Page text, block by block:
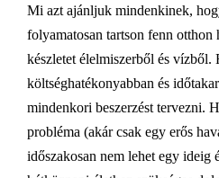
Mi azt ajánljuk mindenkinek,
folyamatosan tartson fenn otthon
készletet élelmiszerből és vízből.
költséghatékonyabban és
mindenkori beszerzést tervezni.
probléma (akár csak egy erős
időszakosan nem lehet egy ideig